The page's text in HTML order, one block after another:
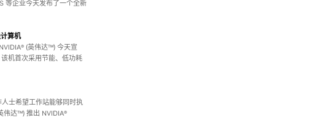
等企业今天发布了一个全新
算机
(英伟达™) 今天宣
机首次采用节能、低功耗
士希望工作站能够同时执
伟达™) 推出 NVIDIA®